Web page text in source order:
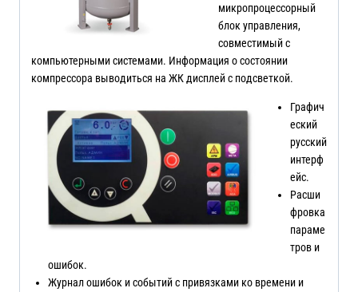
микропроцессорный
блок управления,
совместимый с
компьютерными системами. Информация о состоянии
компрессора выводиться на ЖК дисплей с подсветкой.
Графич
еский
русский
интерф
ейс.
Расши
фровка
параме
тров и
ошибок.
Журнал ошибок и событий с привязками ко времени и